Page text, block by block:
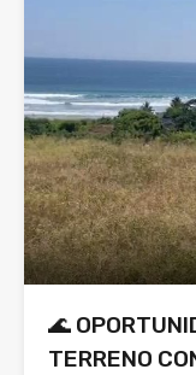
🌊
TERRENO